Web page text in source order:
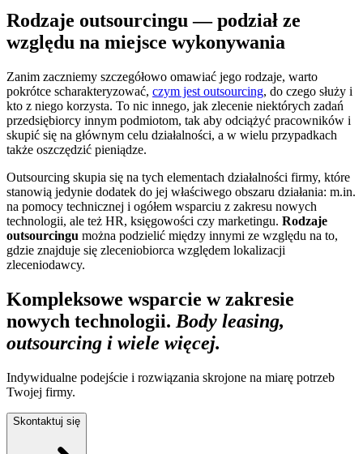
Rodzaje outsourcingu — podział ze
względu na miejsce wykonywania
Zanim zaczniemy szczegółowo omawiać jego rodzaje, warto
pokrótce scharakteryzować, czym jest outsourcing, do czego służy i
kto z niego korzysta. To nic innego, jak zlecenie niektórych zadań
przedsiębiorcy innym podmiotom, tak aby odciążyć pracowników i
skupić się na głównym celu działalności, a w wielu przypadkach
także oszczędzić pieniądze.
Outsourcing skupia się na tych elementach działalności firmy, które
stanowią jedynie dodatek do jej właściwego obszaru działania: m.in.
na pomocy technicznej i ogółem wsparciu z zakresu nowych
technologii, ale też HR, księgowości czy marketingu. Rodzaje
outsourcingu można podzielić między innymi ze względu na to,
gdzie znajduje się zleceniobiorca względem lokalizacji
zleceniodawcy.
Kompleksowe wsparcie w zakresie
nowych technologii.Body leasing,
outsourcing i wiele więcej.
Indywidualne podejście i rozwiązania skrojone na miarę potrzeb
Twojej firmy.
Skontaktuj się